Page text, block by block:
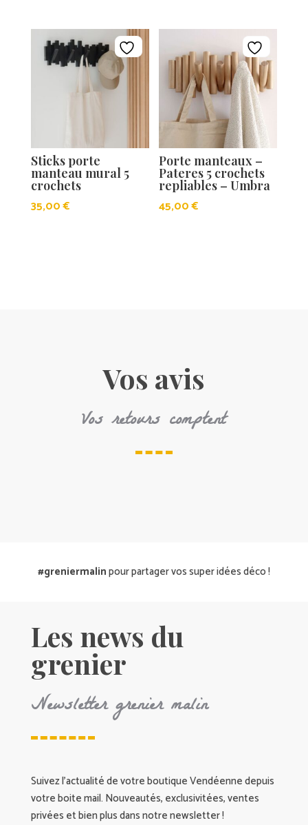
Sticks porte
manteau mural 5
crochets
35,00€
Porte manteaux –
Pateres 5 crochets
repliables – Umbra
45,00€
Vos avis
Vos retours comptent
#greniermalinpour partager vos super idées déco !
Les news du
grenier
Newsletter grenier malin
Suivez l’actualité de votre boutique Vendéenne depuis
votre boite mail. Nouveautés, exclusivitées, ventes
privées et bien plus dans notre newsletter !